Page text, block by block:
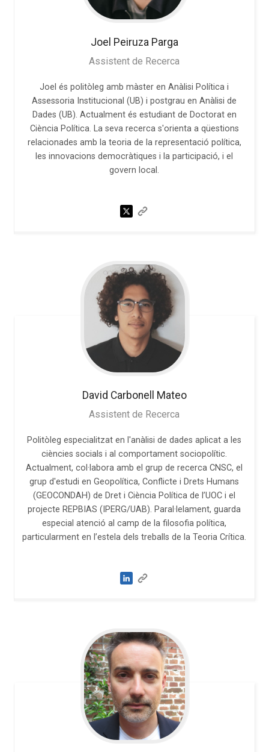
Joel Peiruza Parga
Assistent de Recerca
Joel és politòleg amb màster en Anàlisi Política i
Assessoria Institucional (UB) i postgrau en Anàlisi de
Dades (UB). Actualment és estudiant de Doctorat en
Ciència Política. La seva recerca s'orienta a qüestions
relacionades amb la teoria de la representació política,
les innovacions democràtiques i la participació, i el
govern local.
David Carbonell Mateo
Assistent de Recerca
Politòleg especialitzat en l'anàlisi de dades aplicat a les
ciències socials i al comportament sociopolític.
Actualment, col·labora amb el grup de recerca CNSC, el
grup d'estudi en Geopolítica, Conflicte i Drets Humans
(GEOCONDAH) de Dret i Ciència Política de l’UOC i el
projecte REPBIAS (IPERG/UAB). Paral·lelament, guarda
especial atenció al camp de la filosofia política,
particularment en l’estela dels treballs de la Teoria Crítica.